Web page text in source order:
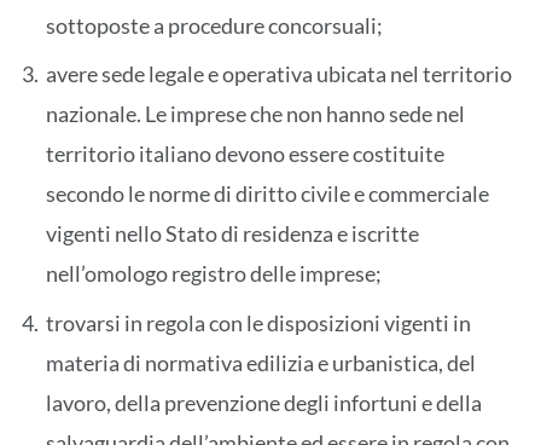
sottoposte a procedure concorsuali;
avere sede legale e operativa ubicata nel territorio
nazionale. Le imprese che non hanno sede nel
territorio italiano devono essere costituite
secondo le norme di diritto civile e commerciale
vigenti nello Stato di residenza e iscritte
nell’omologo registro delle imprese;
trovarsi in regola con le disposizioni vigenti in
materia di normativa edilizia e urbanistica, del
lavoro, della prevenzione degli infortuni e della